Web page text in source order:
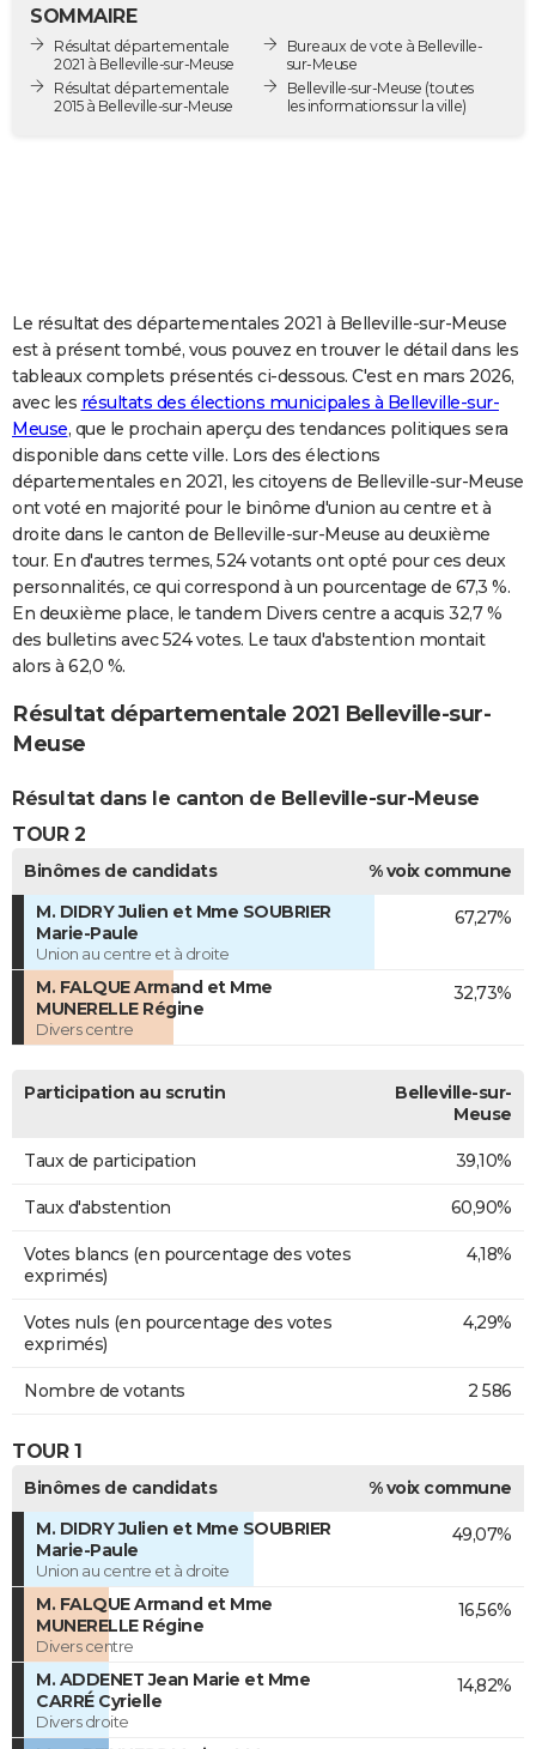
Destinations
City break
Voyage nature
Voyage de noces
Forum
Climat
GUIDES D'ACHAT
COPAINS D'AVANT
S'inscrire
Se connecter
Lycées
Collèges
Primaires
Universités
Entreprises
Service militaire
Avis de recherche
AVIS DE DÉCÈS
Bricolage
Lifestyle
Culture
Sport
Auto
Television
Voyage
Cinema
SOMMAIRE
Résultat départementale
2021 à Belleville-sur-Meuse
Résultat départementale
2015 à Belleville-sur-Meuse
Bureaux de vote à Belleville-
sur-Meuse
Belleville-sur-Meuse (toutes
les informations sur la ville)
Le résultat des départementales 2021 à Belleville-sur-Meuse
est à présent tombé, vous pouvez en trouver le détail dans les
tableaux complets présentés ci-dessous. C'est en mars 2026,
avec les résultats des élections municipales à Belleville-sur-
Meuse, que le prochain aperçu des tendances politiques sera
disponible dans cette ville. Lors des élections
départementales en 2021, les citoyens de Belleville-sur-Meuse
ont voté en majorité pour le binôme d'union au centre et à
droite dans le canton de Belleville-sur-Meuse au deuxième
tour. En d'autres termes, 524 votants ont opté pour ces deux
personnalités, ce qui correspond à un pourcentage de 67,3 %.
En deuxième place, le tandem Divers centre a acquis 32,7 %
des bulletins avec 524 votes. Le taux d'abstention montait
alors à 62,0 %.
Résultat départementale 2021 Belleville-sur-
Meuse
Résultat dans le canton de Belleville-sur-Meuse
TOUR 2
Binômes de candidats
% voix commune
M. DIDRY Julien et Mme SOUBRIER
Marie-Paule
Union au centre et à droite
67,27%
M. FALQUE Armand et Mme
MUNERELLE Régine
Divers centre
32,73%
Participation au scrutin
Belleville-sur-
Meuse
Taux de participation 39,10%
Taux d'abstention 60,90%
Votes blancs (en pourcentage des votes
exprimés)
4,18%
Votes nuls (en pourcentage des votes
exprimés)
4,29%
Nombre de votants 2 586
TOUR 1
Binômes de candidats
% voix commune
M. DIDRY Julien et Mme SOUBRIER
Marie-Paule
Union au centre et à droite
49,07%
M. FALQUE Armand et Mme
MUNERELLE Régine
Divers centre
16,56%
M. ADDENET Jean Marie et Mme
CARRÉ Cyrielle
Divers droite
14,82%